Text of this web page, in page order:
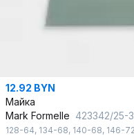
12.92 BYN
Майка
Mark Formelle 423342/25-
128-64, 134-68, 140-68, 146-72